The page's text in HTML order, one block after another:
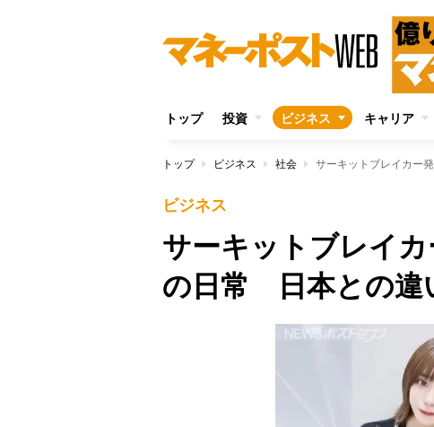
トップ 投資 ビジネス キャリア
トップ ビジネス 社会 サーキットブレイカー
ビジネス
サーキットブレイ
の日常 日本との違